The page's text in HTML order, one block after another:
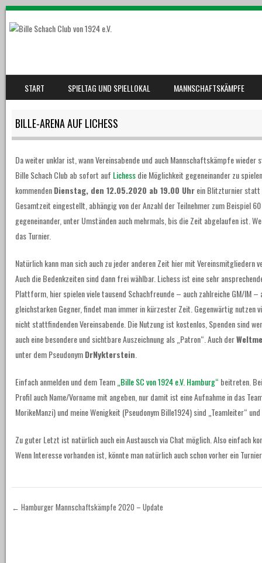
MENU
SKIP TO CONTENT
START SPIELTAG UND SPIELLOKAL MANNSCHAFTSKÄMPFE
BILLE-ARENA AUF LICHESS
Da weiter unklar ist, wann Vereinsabende und auch Mannschaftskämpfe
Bille Schach Club ab sofort auf Lichessdie Möglichkeit gegeneinander zu
kommendenDienstag, den 12.05.2020 ab 19.00 Uhrein Blitzturnier statt
Gesamtzeit eingestellt, abhängig von der Anzahl der Teilnehmer zum Beispiel
gegeneinander, unter Umständen auch mehrmals, bis die Zeit abgelaufen ist.
das Turnier.
Natürlich kann man sich auch zu jeder anderen Zeit hier mit Vereinsmitgliedern
Auch die Bedenkzeiten sind dann frei wählbar. Lichess ist eine sehr
Plattform, hier spielen viele tausend Schachfreunde – auch zahlreiche GM/IM –
gleichstarken Gegner, findet man immer in kürzester Zeit. Gegenwärtig nutzen
nicht stattfindenden Vereinsabende. Die Nutzung ist kostenlos, Spenden sind
auch eine besondere und sichtbare Auszeichnung als „Patron“. Auch der
unter dem PseudonymDrNykterstein
Einfach anmelden und dem Team „Bille SC von 1924 e.V. Hamburg“ beitreten.
Profil auch Name/Vorname mit angeben, nur damit ist eine Aufnahme in das
MorikeManzi) und meine Wenigkeit (Pseudonym Bille1924) sind „Teamleiter“
Zu guter Letzt ist natürlich auch ein Austausch via Chat möglich. Also einfach
Wenn Interesse vorhanden ist, könnte man natürlich auch schon vorher ein
← Hamburger Mannschaftskämpfe 2020 – Update